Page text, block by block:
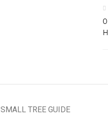
SMALL TREE GUIDE